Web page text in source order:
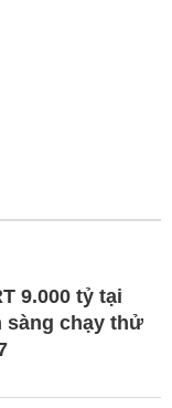
9.000 tỷ tại
sàng chạy thử